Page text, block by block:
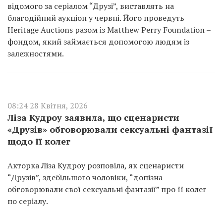
відомого за серіалом “Друзі”, виставлять на
благодійний аукціон у червні. Його проведуть
Heritage Auctions разом із Matthew Perry Foundation –
фондом, який займається допомогою людям із
залежностями.
08:24 28 Квітня, 2026
Ліза Кудроу заявила, що сценаристи
«Друзів» обговорювали сексуальні фантазії
щодо її колег
Акторка Ліза Кудроу розповіла, як сценаристи
“Друзів”, здебільшого чоловіки, “допізна
обговорювали свої сексуальні фантазії” про її колег
по серіалу.